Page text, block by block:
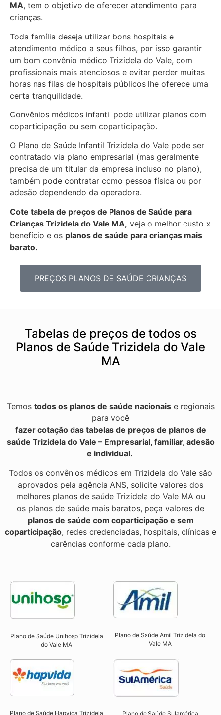
MA, tem o objetivo de oferecer atendimento para
crianças.
Toda família deseja utilizar bons hospitais e
atendimento médico a seus filhos, por isso garantir
um bom convênio médico Trizidela do Vale, com
profissionais mais atenciosos e evitar perder muitas
horas nas filas de hospitais públicos lhe oferece uma
certa tranquilidade.
Convênios médicos infantil pode utilizar planos com
coparticipação ou sem coparticipação.
O Plano de Saúde Infantil Trizidela do Vale pode ser
contratado via plano empresarial (mas geralmente
precisa de um titular da empresa incluso no plano),
também pode contratar como pessoa física ou por
adesão dependendo da operadora.
Cote tabela de preços de Planos de Saúde para
Crianças Trizidela do Vale MA, veja o melhor custo x
benefício e os planos de saúde para crianças mais
barato.
PREÇOS PLANOS DE SAÚDE CRIANÇAS
Tabelas de preços de todos os
Planos de Saúde Trizidela do Vale
MA
Temos todos os planos de saúde nacionaise regionais
para você
fazer cotação das tabelas de preços de planos de
saúde Trizidela do Vale – Empresarial, familiar, adesão
e individual.
Todos os convênios médicos em Trizidela do Vale são
aprovados pela agência ANS, solicite valores dos
melhores planos de saúde Trizidela do Vale MA ou
os planos de saúde mais baratos, peça valores de
planos de saúde com coparticipação e sem
coparticipação, redes credenciadas, hospitais, clínicas e
carências conforme cada plano.
Plano de Saúde Unihosp Trizidela
do Vale MA​
Plano de Saúde Amil Trizidela do
Vale MA
Plano de Saúde Hapvida Trizidela Plano de Saúde Sulamérica